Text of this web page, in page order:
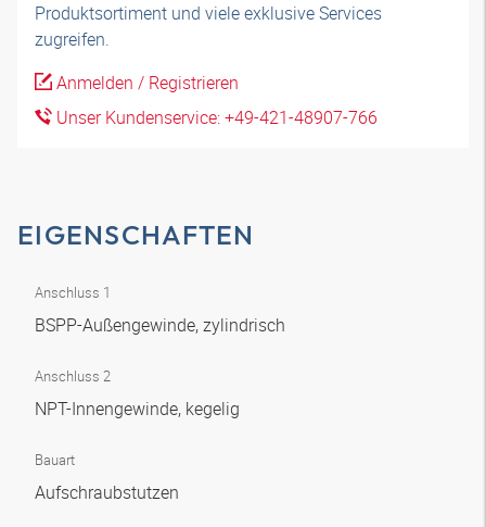
Produktsortiment und viele exklusive Services
zugreifen.
Anmelden / Registrieren
Unser Kundenservice: +49-421-48907-766
EIGENSCHAFTEN
Anschluss 1
BSPP-Außengewinde, zylindrisch
Anschluss 2
NPT-Innengewinde, kegelig
Bauart
Aufschraubstutzen